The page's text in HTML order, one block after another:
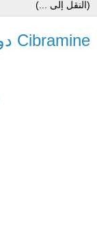
Cibramine دواء